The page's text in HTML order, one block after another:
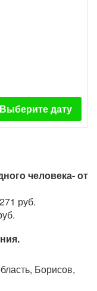
Выберите дату
человека- от
руб.
Борисов,